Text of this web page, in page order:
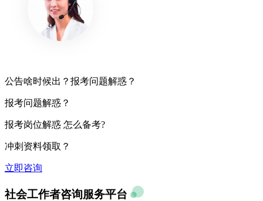
公告啥时候出？报考问题解惑？
报考问题解惑？
报考岗位解惑 怎么备考?
冲刺资料领取？
立即咨询
社会工作者咨询服务平台